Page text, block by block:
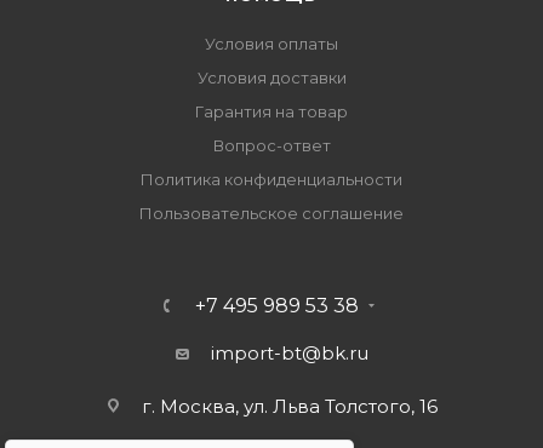
Условия оплаты
Условия доставки
Гарантия на товар
Вопрос-ответ
Политика конфиденциальности
Пользовательское соглашение
+7 495 989 53 38
import-bt@bk.ru
г. Москва, ул. Льва Толстого, 16